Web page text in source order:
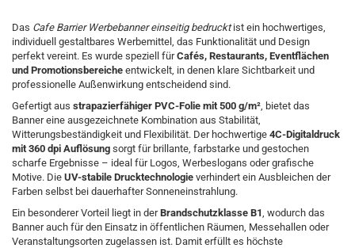
Das Cafe Barrier Werbebanner einseitig bedrucktist ein hochwertiges,
individuell gestaltbares Werbemittel, das Funktionalität und Design
perfekt vereint. Es wurde speziell fürCafés, Restaurants, Eventflächen
und Promotionsbereiche entwickelt, in denen klare Sichtbarkeit und
professionelle Außenwirkung entscheidend sind.
Gefertigt aus strapazierfähiger PVC-Folie mit 500 g/m², bietet das
Banner eine ausgezeichnete Kombination aus Stabilität,
Witterungsbeständigkeit und Flexibilität. Der hochwertige 4C-Digitaldruck
mit 360 dpi Auflösung sorgt für brillante, farbstarke und gestochen
scharfe Ergebnisse – ideal für Logos, Werbeslogans oder grafische
Motive. Die UV-stabile Drucktechnologie verhindert ein Ausbleichen der
Farben selbst bei dauerhafter Sonneneinstrahlung.
Ein besonderer Vorteil liegt in derBrandschutzklasse B1, wodurch das
Banner auch für den Einsatz in öffentlichen Räumen, Messehallen oder
Veranstaltungsorten zugelassen ist. Damit erfüllt es höchste